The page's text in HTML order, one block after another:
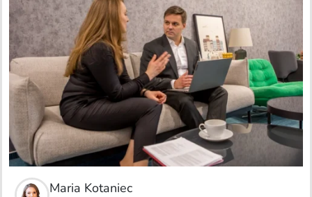
Maria Kotaniec